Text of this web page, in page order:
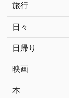
旅行
日々
日帰り
映画
本